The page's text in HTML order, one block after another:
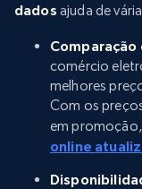
dados ajuda de
Comparação
comércio
melhores
Com os
em
online